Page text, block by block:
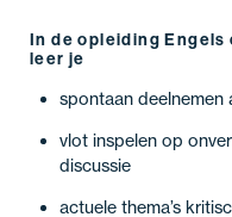
In de opleiding
leer je
spontaan
vlot inspelen op
discussie
actuele thema’s